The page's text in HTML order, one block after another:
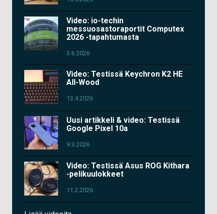
Video: io-techin
messuosastoraportit Computex
2026 -tapahtumasta
3.6.2026
Video: Testissä Keychron K2 HE
All-Wood
13.4.2026
Uusi artikkeli & video: Testissä
Google Pixel 10a
9.3.2026
Video: Testissä Asus ROG Kithara
-pelikuulokkeet
11.2.2026